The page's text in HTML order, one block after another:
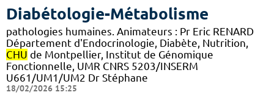
Diabétologie-Métabolisme
pathologies humaines. Animateurs : Pr Eric RENARD
Département d'Endocrinologie, Diabète, Nutrition,
CHU de Montpellier, Institut de Génomique
Fonctionnelle, UMR CNRS 5203/INSERM
U661/UM1/UM2 Dr Stéphane
18/02/2026 15:25